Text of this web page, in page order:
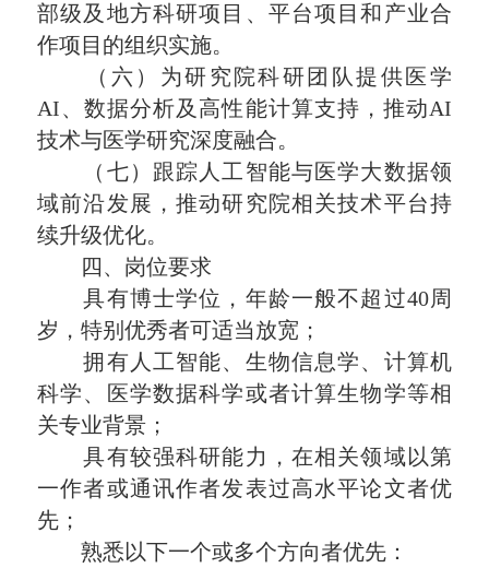
部级及地方科研项目、平台项目和产业合
作项目的组织实施。
（六）为研究院科研团队提供医学
AI、数据分析及高性能计算支持，推动AI
技术与医学研究深度融合。
（七）跟踪人工智能与医学大数据领
域前沿发展，推动研究院相关技术平台持
续升级优化。
四、岗位要求
具有博士学位，年龄一般不超过40周
岁，特别优秀者可适当放宽；
拥有人工智能、生物信息学、计算机
科学、医学数据科学或者计算生物学等相
关专业背景；
具有较强科研能力，在相关领域以第
一作者或通讯作者发表过高水平论文者优
先；
熟悉以下一个或多个方向者优先：